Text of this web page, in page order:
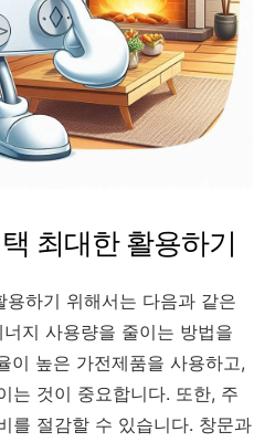
최대한 활용하기
하기 위해서는 다음과 같은
지 사용량을 줄이는 방법을
이 높은 가전제품을 사용하고,
는 것이 중요합니다. 또한, 주
를 절감할 수 있습니다. 창문과